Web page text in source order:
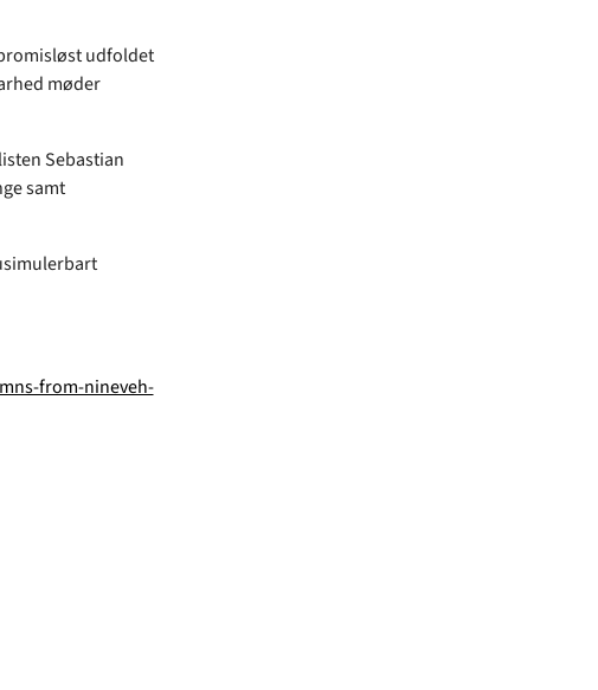
udfoldet
møder
Sebastian
samt
from-nineveh-